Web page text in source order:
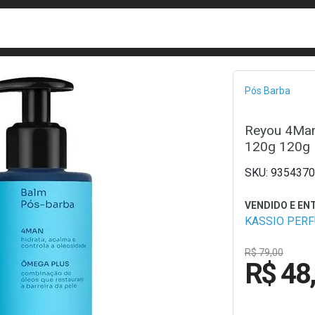
Pós Barba
Reyou
120g 120g
KASSIO
R$ 79,00
R$